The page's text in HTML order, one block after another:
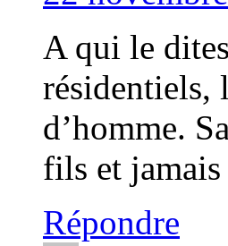
A qui le
résidentiels,
d’homme.
fils et jamais
Répondre